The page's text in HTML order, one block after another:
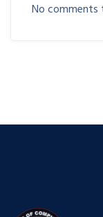
No comments